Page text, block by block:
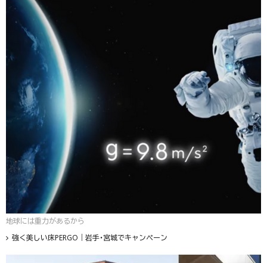
地球には重力があるから
強く美しい床PERGO｜岩手・宮城でキャンペーン